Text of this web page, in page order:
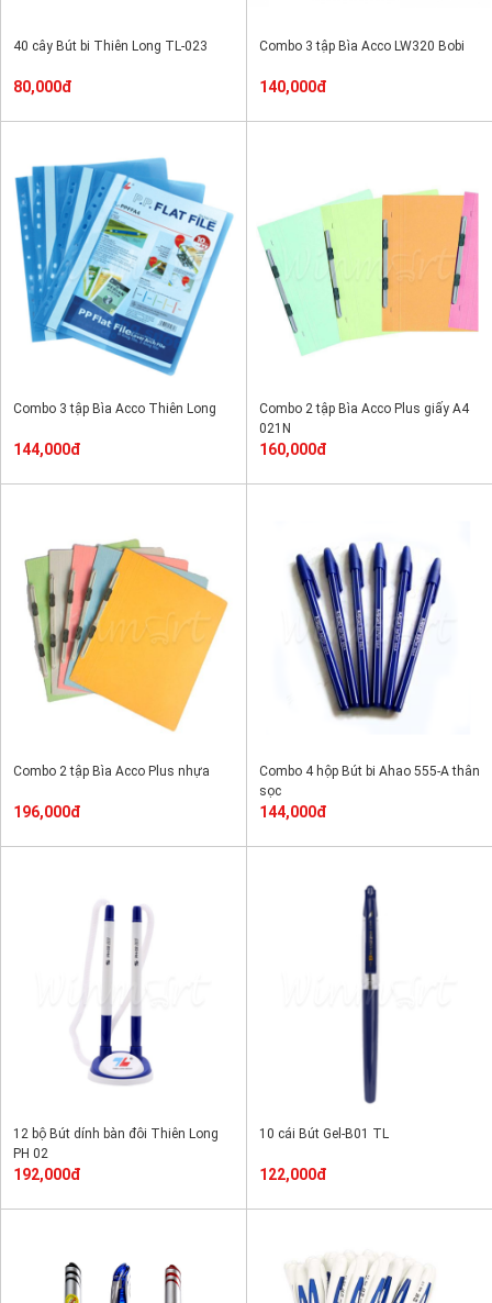
40 cây Bút bi Thiên Long TL-023
80,000đ
Combo 3 tập Bìa Acco LW320 Bobi
140,000đ
Combo 3 tập Bìa Acco Thiên Long
144,000đ
Combo 2 tập Bìa Acco Plus giấy A4
021N
160,000đ
Combo 2 tập Bìa Acco Plus nhựa
196,000đ
Combo 4 hộp Bút bi Ahao 555-A thân
sọc
144,000đ
12 bộ Bút dính bàn đôi Thiên Long
PH 02
192,000đ
10 cái Bút Gel-B01 TL
122,000đ